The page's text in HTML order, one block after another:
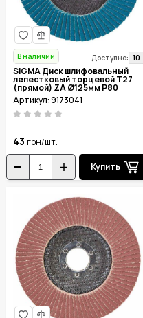
В наличии Доступно: 10
SIGMA Диск шлифовальный
лепестковый торцевой Т27
(прямой) ZA Ø125мм P80
9173041
Артикул: 9173041
43 грн/шт.
Купить